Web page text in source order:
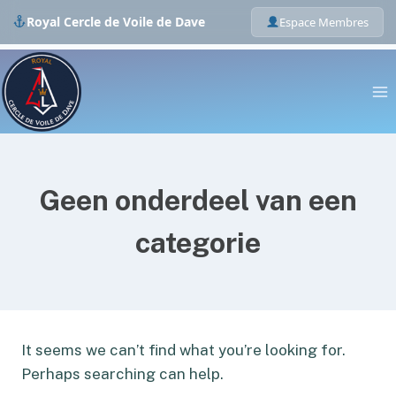
Royal Cercle de Voile de Dave Espace Membres
Skip
to
content
Geen onderdeel van een
categorie
It seems we can’t find what you’re looking for.
Perhaps searching can help.